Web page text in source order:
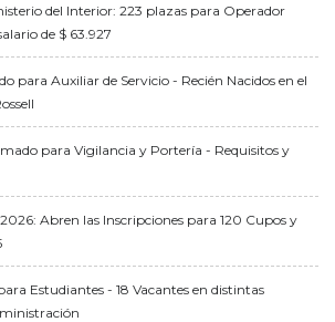
del Interior: 223 plazas para Operador
de $ 63.927
para Auxiliar de Servicio - Recién Nacidos en el
para Vigilancia y Portería - Requisitos y
Abren las Inscripciones para 120 Cupos y
Estudiantes - 18 Vacantes en distintas